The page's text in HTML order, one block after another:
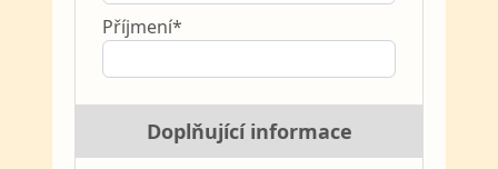
Příjmení*
Doplňující informace